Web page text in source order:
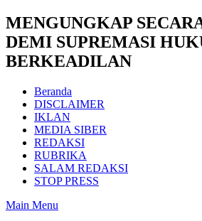
MENGUNGKAP
DEMI SUPREMASI
BERKEADILAN
Beranda
DISCLAIMER
IKLAN
MEDIA SIBER
REDAKSI
RUBRIKA
SALAM REDAKSI
STOP PRESS
Main Menu